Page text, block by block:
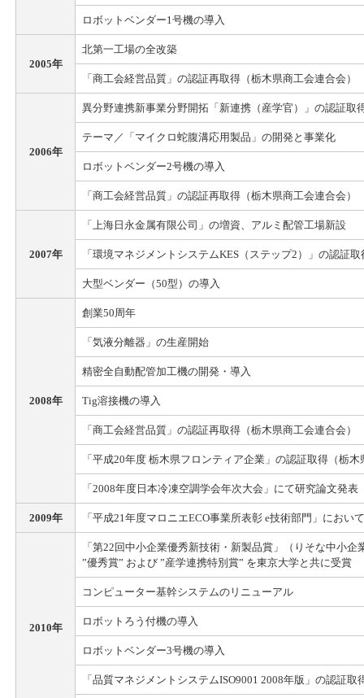
ロボットベンダー1号機の導入
2005年
北第一工場の全改築
「商工会経営品質」の認証再取得（栃木県商工会連合会）
2006年
異分野連携新事業分野開拓「新連携（産学官）」の認証取
テーマ／「マイクロ蛇腹溝応用製品」の開発と事業化
ロボットベンダー2号機の導入
「商工会経営品質」の認証再取得（栃木県商工会連合会）
2007年
「上海日永金属有限公司」の増資、アルミ配管工場新設
「環境マネジメントシステムKES（ステップ2）」の認証
大型ベンダー（50型）の導入
2008年
創業50周年
「気液分離器」の生産開始
精密全自動配管加工機の開発・導入
Tig溶接機の導入
「商工会経営品質」の認証再取得（栃木県商工会連合会）
「平成20年度 栃木県フロンティア企業」の認証取得（栃
「2008年度日本冷凍空調学会年次大会」にて研究論文発表
2009年 「平成21年度マロニエECO事業所表彰 e技術部門」におい
2010年
「第22回中小企業優秀新技術・新製品賞」（りそな中小
”優秀賞” および ”産学連携特別賞” を東京大学と共に受賞
コンピューター基幹システムのリニューアル
ロボットろう付機の導入
ロボットベンダー3号機の導入
「品質マネジメントシステムISO9001 2008年版」の認証取